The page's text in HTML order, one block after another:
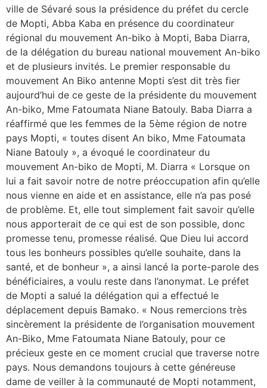
ville de Sévaré sous la présidence du préfet du cercle
de Mopti, Abba Kaba en présence du coordinateur
régional du mouvement An-biko à Mopti, Baba Diarra,
de la délégation du bureau national mouvement An-biko
et de plusieurs invités. Le premier responsable du
mouvement An Biko antenne Mopti s’est dit très fier
aujourd’hui de ce geste de la présidente du mouvement
An-biko, Mme Fatoumata Niane Batouly. Baba Diarra a
réaffirmé que les femmes de la 5ème région de notre
pays Mopti, « toutes disent An biko, Mme Fatoumata
Niane Batouly », a évoqué le coordinateur du
mouvement An-biko de Mopti, M. Diarra « Lorsque on
lui a fait savoir notre de notre préoccupation afin qu’elle
nous vienne en aide et en assistance, elle n’a pas posé
de problème. Et, elle tout simplement fait savoir qu’elle
nous apporterait de ce qui est de son possible, donc
promesse tenu, promesse réalisé. Que Dieu lui accord
tous les bonheurs possibles qu’elle souhaite, dans la
santé, et de bonheur », a ainsi lancé la porte-parole des
bénéficiaires, a voulu reste dans l’anonymat. Le préfet
de Mopti a salué la délégation qui a effectué le
déplacement depuis Bamako. « Nous remercions très
sincèrement la présidente de l’organisation mouvement
An-Biko, Mme Fatoumata Niane Batouly, pour ce
précieux geste en ce moment crucial que traverse notre
pays. Nous demandons toujours à cette généreuse
dame de veiller à la communauté de Mopti notamment,